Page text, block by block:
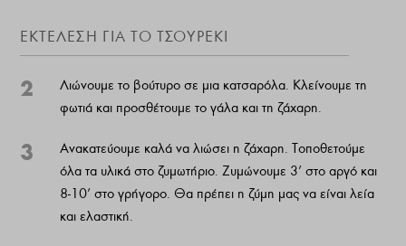
ΕΚΤΕΛΕΣΗ ΓΙΑ ΤΟ ΤΣΟΥΡΕΚΙ
2
Λιώνουμε το βούτυρο σε μια κατσαρόλα. Κλείνουμε τη
φωτιά και προσθέτουμε το γάλα και τη ζάχαρη.
3
Ανακατεύουμε καλά να λιώσει η ζάχαρη. Τοποθετούμε
όλα τα υλικά στο ζυμωτήριο. Ζυμώνουμε 3’ στο αργό και
8-10’ στο γρήγορο. Θα πρέπει η ζύμη μας να είναι λεία
και ελαστική.